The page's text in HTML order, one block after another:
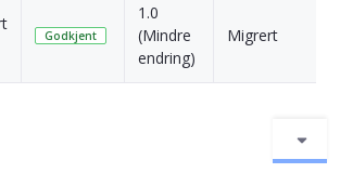
Godkjent
1.0
(Mindre
endring)
Migrert